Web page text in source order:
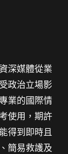
深媒體從業
政治立場影
業的國際情
使用，期許
得到即時且
簡易救護及